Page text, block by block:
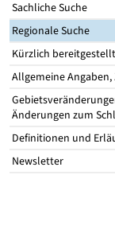
Sachliche Suche
Regionale Suche
Kürzlich
Allgemeine
Änderungen zum
Definitionen und
Newsletter